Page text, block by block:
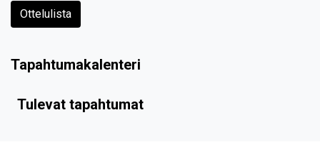
Ottelulista
Tapahtumakalenteri
Tulevat tapahtumat